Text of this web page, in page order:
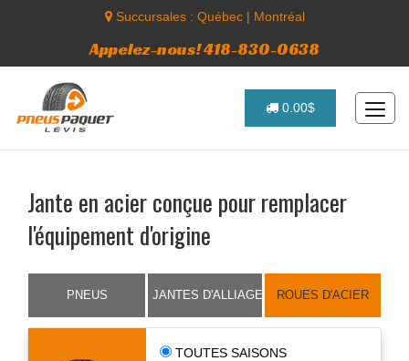
Succursales : Québec| Montréal
Appelez-nous! 418-830-0638
0.00$
Jante en acier conçue pour remplacer
l'équipement d'origine
PNEUS JANTES D'ALLIAGE ROUES D'ACIER
TOUTES SAISONS